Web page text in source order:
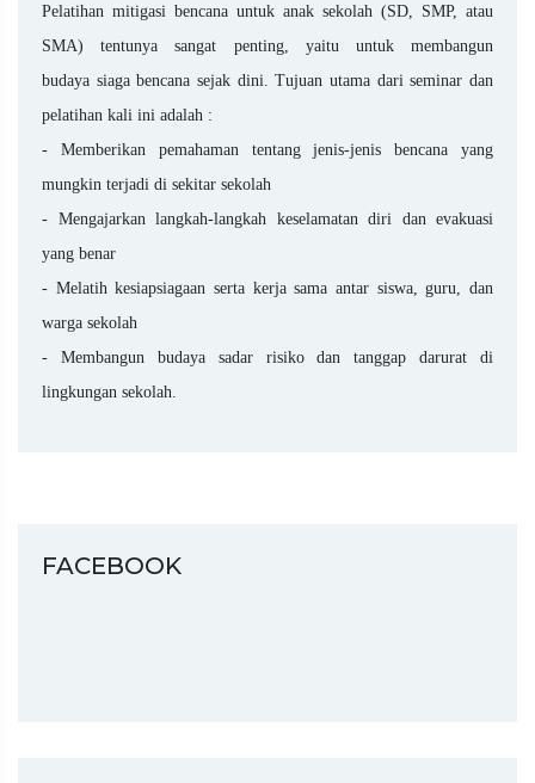
Pelatihan mitigasi bencana untuk anak sekolah (SD, SMP, atau
SMA) tentunya sangat penting, yaitu untuk membangun
budaya siaga bencana sejak dini . Tujuan utama dari seminar dan
pelatihan kali ini adalah :
- Memberikan pemahaman tentang jenis-jenis bencana yang
mungkin terjadi di sekitar sekolah
- Mengajarkan langkah-langkah keselamatan diri dan evakuasi
yang benar
- Melatih kesiapsiagaan serta kerja sama antar siswa, guru, dan
warga sekolah
- Membangun budaya sadar risiko dan tanggap darurat di
lingkungan sekolah.
FACEBOOK